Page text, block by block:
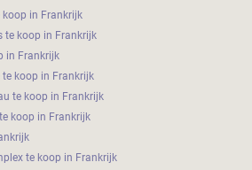
koop in Frankrijk
te koop in Frankrijk
in Frankrijk
koop in Frankrijk
te koop in Frankrijk
koop in Frankrijk
te koop in Frankrijk